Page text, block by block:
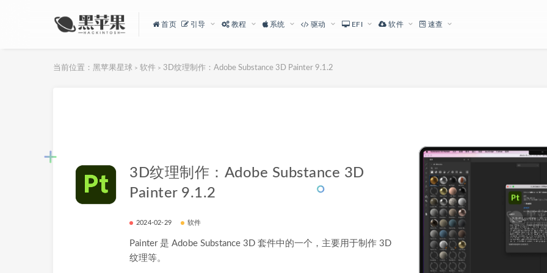
首页 引导 教程 系统 驱动 EFI 软件 速查
当前位置： 黑苹果星球 > 软件 > 3D纹理制作：Adobe Substance 3D Painter 9.1.2
3D纹理制作：Adobe Substance 3D
Painter 9.1.2
2024-02-29 软件
Painter 是 Adobe Substance 3D 套件中的一个，主要用于制作 3D
纹理等。